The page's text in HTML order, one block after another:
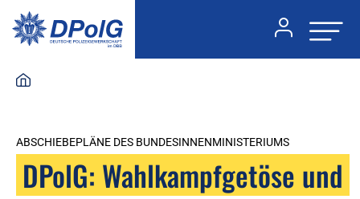
ABSCHIEBEPLÄNE DES BUNDESINNENMINISTERIUMS
DPolG: Wahlkampfgetöse und